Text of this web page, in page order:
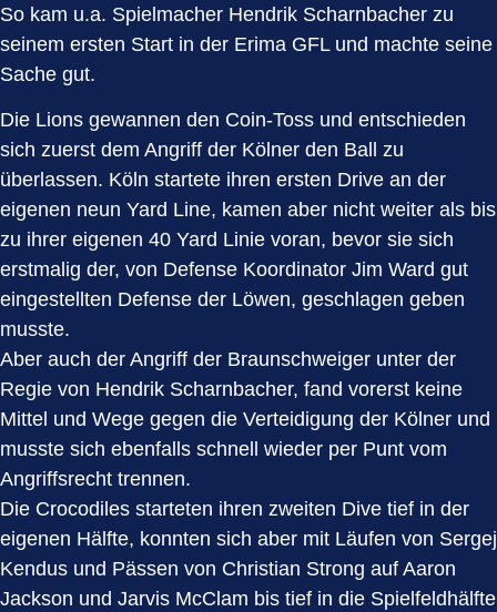
So kam u.a. Spielmacher Hendrik Scharnbacher zu
seinem ersten Start in der Erima GFL und machte seine
Sache gut.
Die Lions gewannen den Coin-Toss und entschieden
sich zuerst dem Angriff der Kölner den Ball zu
überlassen. Köln startete ihren ersten Drive an der
eigenen neun Yard Line, kamen aber nicht weiter als bis
zu ihrer eigenen 40 Yard Linie voran, bevor sie sich
erstmalig der, von Defense Koordinator Jim Ward gut
eingestellten Defense der Löwen, geschlagen geben
musste.
Aber auch der Angriff der Braunschweiger unter der
Regie von Hendrik Scharnbacher, fand vorerst keine
Mittel und Wege gegen die Verteidigung der Kölner und
musste sich ebenfalls schnell wieder per Punt vom
Angriffsrecht trennen.
Die Crocodiles starteten ihren zweiten Dive tief in der
eigenen Hälfte, konnten sich aber mit Läufen von Sergej
Kendus und Pässen von Christian Strong auf Aaron
Jackson und Jarvis McClam bis tief in die Spielfeldhälfte